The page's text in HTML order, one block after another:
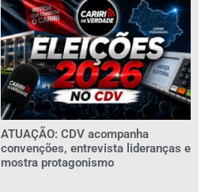
ATUAÇÃO: CDV acompanha
convenções, entrevista lideranças e
mostra protagonismo